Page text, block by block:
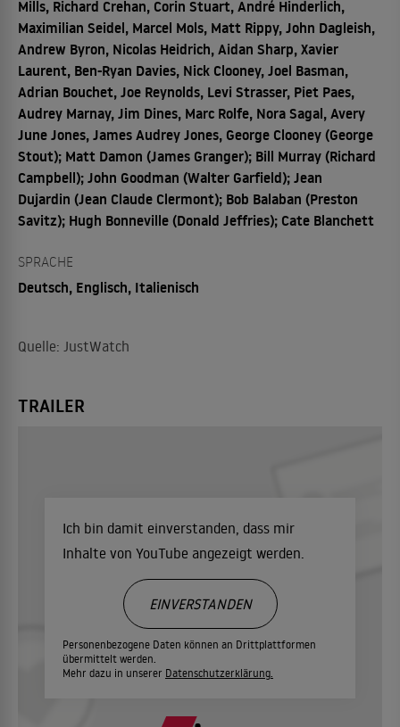
Mills, Richard Crehan, Corin Stuart, André Hinderlich,
Maximilian Seidel, Marcel Mols, Matt Rippy, John Dagleish,
Andrew Byron, Nicolas Heidrich, Aidan Sharp, Xavier
Laurent, Ben-Ryan Davies, Nick Clooney, Joel Basman,
Adrian Bouchet, Joe Reynolds, Levi Strasser, Piet Paes,
Audrey Marnay, Jim Dines, Marc Rolfe, Nora Sagal, Avery
June Jones, James Audrey Jones, George Clooney (George
Stout); Matt Damon (James Granger); Bill Murray (Richard
Campbell); John Goodman (Walter Garfield); Jean
Dujardin (Jean Claude Clermont); Bob Balaban (Preston
Savitz); Hugh Bonneville (Donald Jeffries); Cate Blanchett
SPRACHE
Deutsch, Englisch, Italienisch
Quelle: JustWatch
TRAILER
Ich bin damit einverstanden, dass mir
Inhalte von YouTube angezeigt werden.
Personenbezogene Daten können an Drittplattformen
übermittelt werden.
Mehr dazu in unserer Datenschutzerklärung.
EINVERSTANDEN